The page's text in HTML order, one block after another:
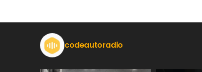
codeautoradio